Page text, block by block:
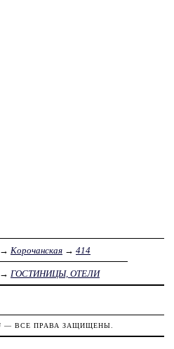
→ Корочанская → 414
ГОСТИНИЦЫ, ОТЕЛИ
— ВСЕ ПРАВА ЗАЩИЩЕНЫ.